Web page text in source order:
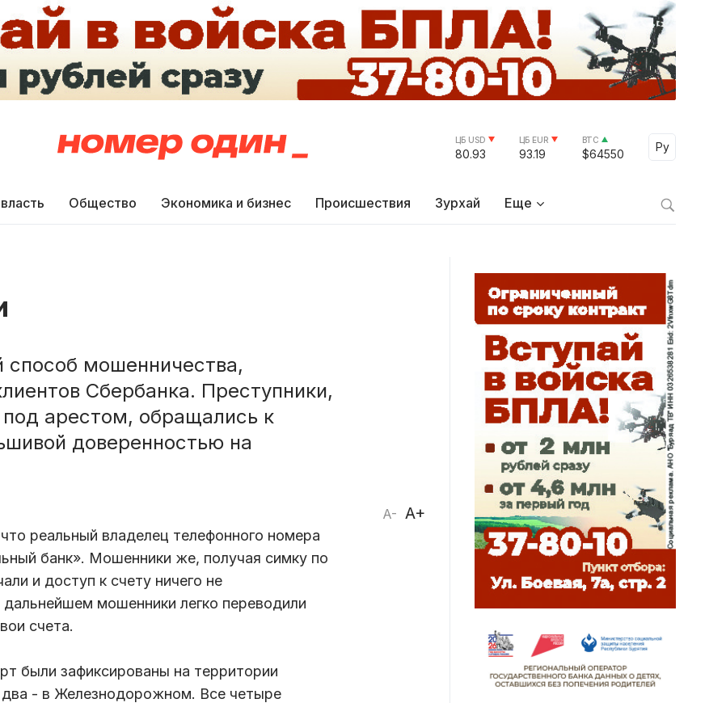
ЦБ USD
80.93
ЦБ EUR
93.19
BTC
$64550
Ру
Select
Общество Экономика и бизнес Происшествия Зурхай Еще
способ мошенничества,
Сбербанка. Преступники,
арестом, обращались к
доверенностью на
A- A+
реальный владелец телефонного номера
банк». Мошенники же, получая симку по
и доступ к счету ничего не
мошенники легко переводили
счета.
были зафиксированы на территории
два - в Железнодорожном. Все четыре